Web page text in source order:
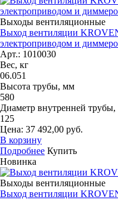
Выходы вентиляционные
Выход вентиляции
электроприводом и
Арт.: 1010030
Вес, кг
06.051
Высота трубы, мм
580
Диаметр внутренней
125
Цена: 37 492,00 руб.
В корзину
Подробнее Купить
Новинка
Выходы вентиляционные
Выход вентиляции